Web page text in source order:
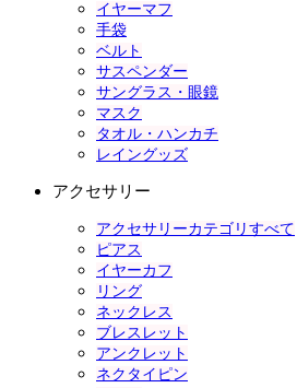
イヤーマフ
手袋
ベルト
サスペンダー
サングラス・眼鏡
マスク
タオル・ハンカチ
レイングッズ
アクセサリー
アクセサリーカテゴリすべて
ピアス
イヤーカフ
リング
ネックレス
ブレスレット
アンクレット
ネクタイピン